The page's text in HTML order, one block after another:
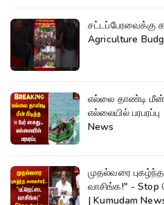
சட்டப்பேரவைக்கு
Agriculture
எல்லை தாண்டி மீன்
எல்லையில்
News
முதல்வரை
வாசிங்க!" - Stop
| Kumudam